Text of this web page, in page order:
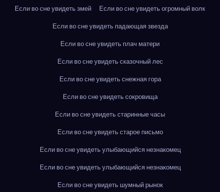
Если во сне увидеть змей
Если во сне увидеть огромный волк
Если во сне увидеть падающая звезда
Если во сне увидеть плач матери
Если во сне увидеть сказочный лес
Если во сне увидеть снежная гора
Если во сне увидеть сокровища
Если во сне увидеть старинные часы
Если во сне увидеть старое письмо
Если во сне увидеть улыбающийся незнакомец
Если во сне увидеть улыбающийся незнакомец
Если во сне увидеть шумный рынок